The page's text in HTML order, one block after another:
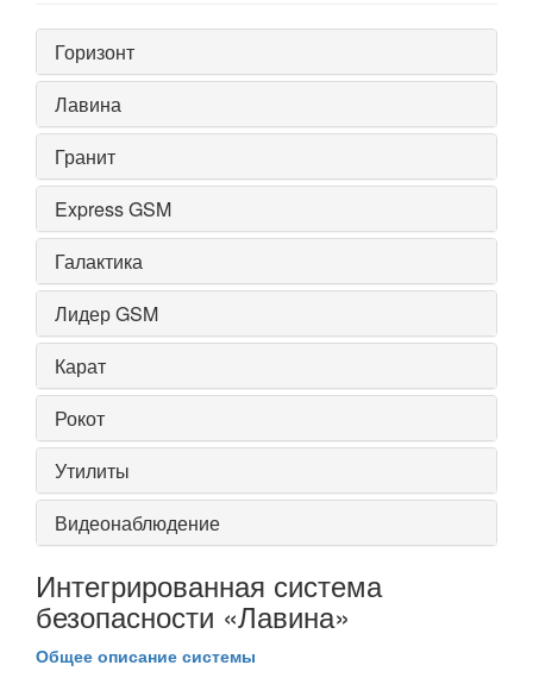
Горизонт
Лавина
Гранит
Express GSM
Галактика
Лидер GSM
Карат
Рокот
Утилиты
Видеонаблюдение
Интегрированная система
безопасности «Лавина»
Общее описание системы